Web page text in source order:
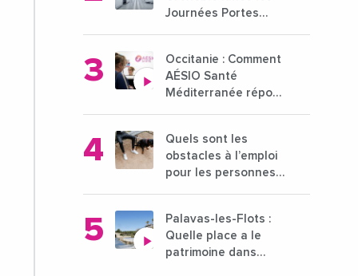
Journées Portes
21 octobre 2024
Occitanie : Comment
AÉSIO Santé
Méditerranée répond
médicaux ?
Quels sont les
obstacles à l’emploi
pour les personnes
Palavas-les-Flots :
Quelle place a le
patrimoine dans